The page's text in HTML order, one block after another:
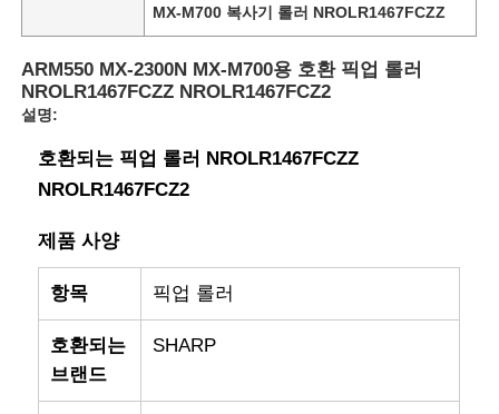
MX-M700 복사기 롤러 NROLR1467FCZZ
ARM550 MX-2300N MX-M700용 호환 픽업 롤러
NROLR1467FCZZ NROLR1467FCZ2
설명:
호환되는 픽업 롤러 NROLR1467FCZZ
NROLR1467FCZ2
제품 사양
항목 픽업 롤러
호환되는
브랜드
SHARP